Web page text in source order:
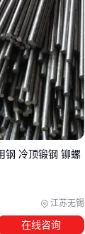
环节同样存在
微裂纹，而
精密加工，尤
日常维护动
氧化层监测是
厚变化，比单
能早期发现材
的防锈处理常
形成的
接——这一点油
江苏无锡
钢 冷顶锻钢 铆螺
在线咨询